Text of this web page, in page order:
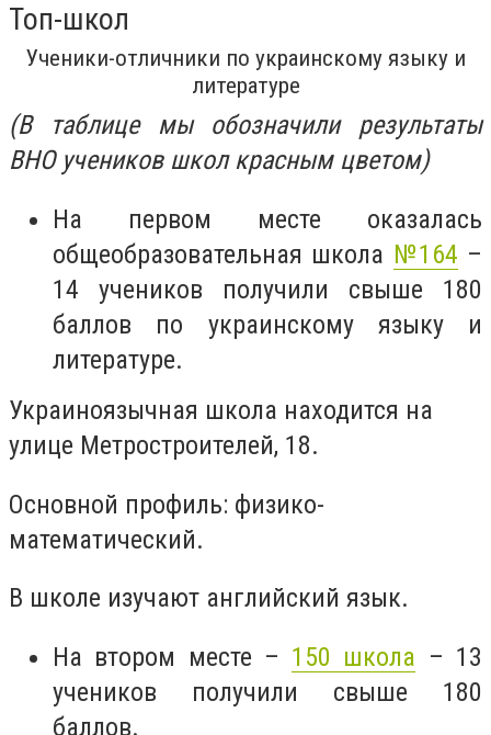
Топ-школ
Ученики-отличники по украинскому языку и
литературе
(В таблице мы обозначили результаты
ВНО учеников школ красным цветом)
На первом месте оказалась
общеобразовательная школа №164 –
14 учеников получили свыше 180
баллов по украинскому языку и
литературе.
Украиноязычная школа находится на
улице Метростроителей, 18.
Основной профиль: физико-
математический.
В школе изучают английский язык.
На втором месте – 150 школа – 13
учеников получили свыше 180
баллов.